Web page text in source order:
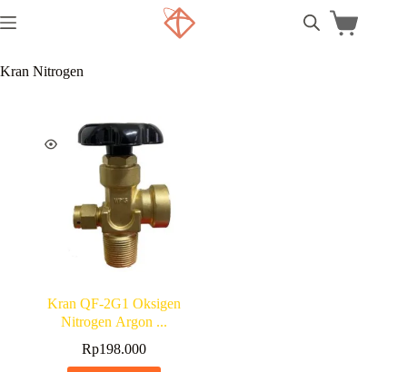
Kran Nitrogen
Kran QF-2G1 Oksigen
Nitrogen Argon ...
Rp198.000